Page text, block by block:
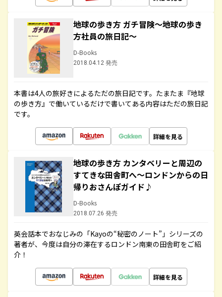
地球の歩き方 ガチ冒険～地球の歩き
方社員の旅日記～
D-Books
2018.04.12 発売
本書は4人の旅好きによるただの旅日記です。たまたま『地球
の歩き方』で働いているだけで書いてある内容はただの旅日記
です。
詳細を見る
地球の歩き方 カンタベリーと周辺の
すてきな田舎町へ～ロンドンからの日
帰りおさんぽガイド♪
D-Books
2018.07.26 発売
英会話本でおなじみの「Kayoの“秘密のノート”」シリーズの
著者が、今度は自分の滞在するロンドン南東の田舎町をご紹
介！
詳細を見る